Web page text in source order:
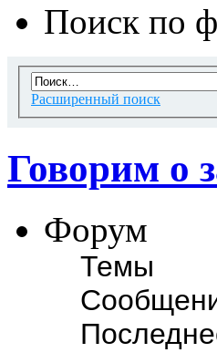
Поиск по
Расширенный поиск
Говорим о
Форум
Темы